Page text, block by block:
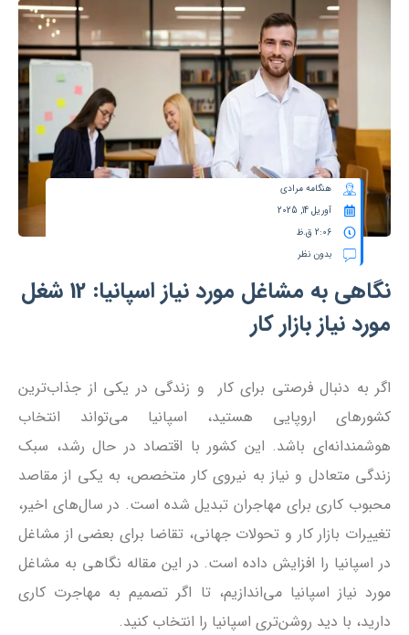
هنگامه مرادی
آوریل 14, 2025
2:06 ق.ظ
بدون نظر
نگاهی به مشاغل مورد نیاز اسپانیا: 12 شغل
مورد نیاز بازار کار
اگر به دنبال فرصتی برای کار و زندگی در یکی از جذاب‌ترین
کشورهای اروپایی هستید، اسپانیا می‌تواند انتخاب
هوشمندانه‌ای باشد. این کشور با اقتصاد در حال رشد، سبک
زندگی متعادل و نیاز به نیروی کار متخصص، به یکی از مقاصد
محبوب کاری برای مهاجران تبدیل شده است. در سال‌های اخیر،
تغییرات بازار کار و تحولات جهانی، تقاضا برای بعضی از مشاغل
در اسپانیا را افزایش داده است. در این مقاله نگاهی به مشاغل
مورد نیاز اسپانیا می‌اندازیم، تا اگر تصمیم به مهاجرت کاری
دارید، با دید روشن‌تری اسپانیا را انتخاب کنید.